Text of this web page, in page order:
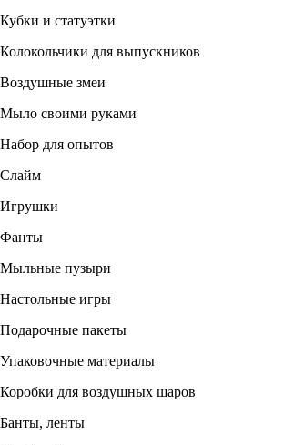
Кубки и статуэтки
Колокольчики для выпускников
Воздушные змеи
Мыло своими руками
Набор для опытов
Слайм
Игрушки
Фанты
Мыльные пузыри
Настольные игры
Подарочные пакеты
Упаковочные материалы
Коробки для воздушных шаров
Банты, ленты